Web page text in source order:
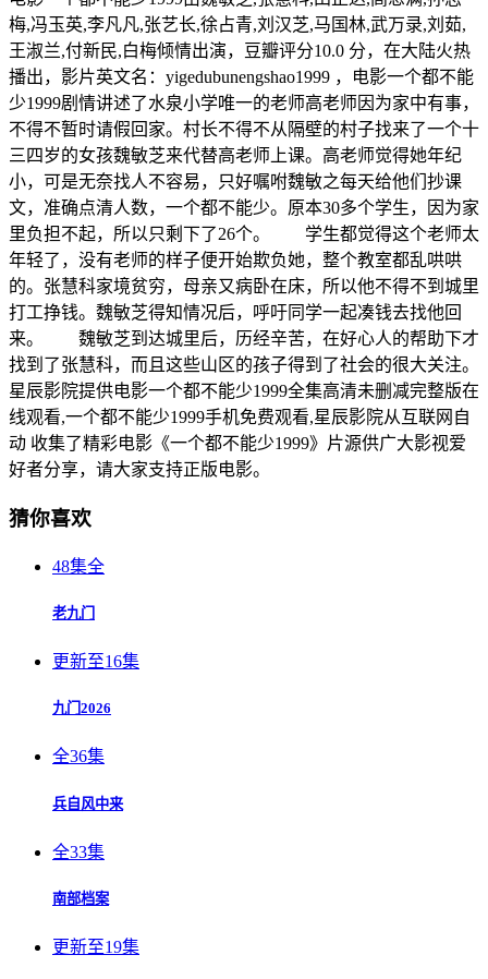
梅,冯玉英,李凡凡,张艺长,徐占青,刘汉芝,马国林,武万录,刘茹,
王淑兰,付新民,白梅倾情出演，豆瓣评分10.0 分，在大陆火热
播出，影片英文名：yigedubunengshao1999 ，电影一个都不能
少1999剧情讲述了水泉小学唯一的老师高老师因为家中有事，
不得不暂时请假回家。村长不得不从隔壁的村子找来了一个十
三四岁的女孩魏敏芝来代替高老师上课。高老师觉得她年纪
小，可是无奈找人不容易，只好嘱咐魏敏之每天给他们抄课
文，准确点清人数，一个都不能少。原本30多个学生，因为家
里负担不起，所以只剩下了26个。 学生都觉得这个老师太
年轻了，没有老师的样子便开始欺负她，整个教室都乱哄哄
的。张慧科家境贫穷，母亲又病卧在床，所以他不得不到城里
打工挣钱。魏敏芝得知情况后，呼吁同学一起凑钱去找他回
来。 魏敏芝到达城里后，历经辛苦，在好心人的帮助下才
找到了张慧科，而且这些山区的孩子得到了社会的很大关注。
星辰影院提供电影一个都不能少1999全集高清未删减完整版在
线观看,一个都不能少1999手机免费观看,星辰影院从互联网自
动 收集了精彩电影《一个都不能少1999》片源供广大影视爱
好者分享，请大家支持正版电影。
猜你喜欢
48集全
老九门
更新至16集
九门2026
全36集
兵自风中来
全33集
南部档案
更新至19集